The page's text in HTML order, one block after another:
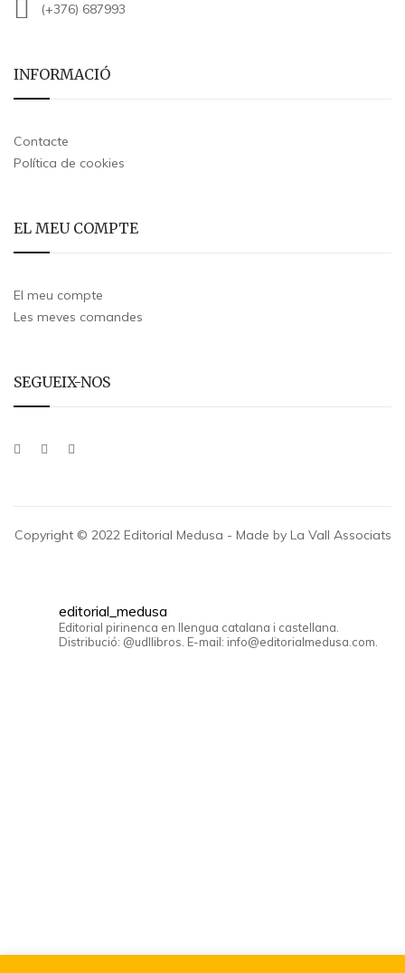
(+376) 687993
INFORMACIÓ
Contacte
Política de cookies
EL MEU COMPTE
El meu compte
Les meves comandes
SEGUEIX-NOS
Copyright © 2022 Editorial Medusa - Made by La Vall Associats
editorial_medusa
Editorial pirinenca en llengua catalana i castellana.
Distribució: @udllibros. E-mail: info@editorialmedusa.com.